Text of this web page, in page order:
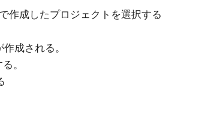
作成したプロジェクトを選択する
成される。
。